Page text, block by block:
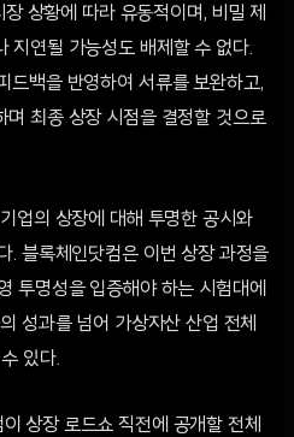
상황에 따라 유동적이며, 비밀 제
지연될 가능성도 배제할 수 없다.
드백을 반영하여 서류를 보완하고,
며 최종 상장 시점을 결정할 것으로
업의 상장에 대해 투명한 공시와
. 블록체인닷컴은 이번 상장 과정을
투명성을 입증해야 하는 시험대에
성과를 넘어 가상자산 산업 전체
있다.
상장 로드쇼 직전에 공개할 전체